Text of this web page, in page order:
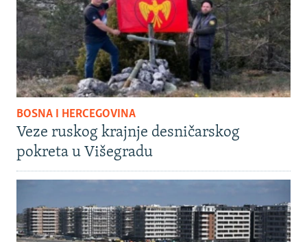
BOSNA I HERCEGOVINA
Veze ruskog krajnje desničarskog
pokreta u Višegradu